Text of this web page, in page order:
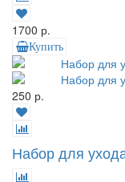
1700 р.
Купить
250 р.
Набор для